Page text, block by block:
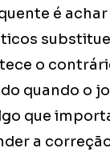
é achar
o
quando o
que
a